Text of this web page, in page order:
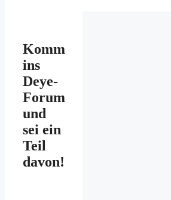
Komm
ins
Deye-
Forum
und
sei ein
Teil
davon!